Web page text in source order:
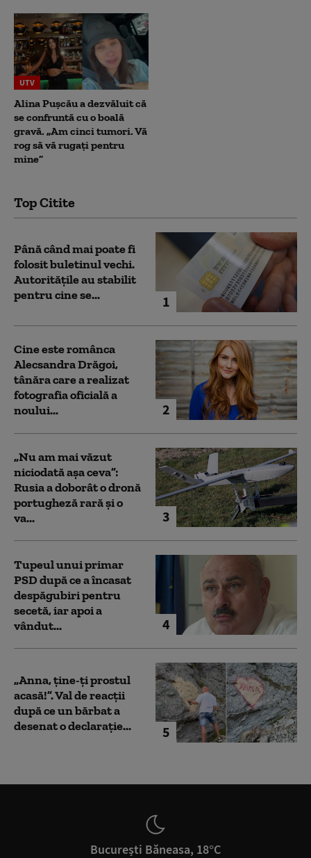
UTV
Alina Pușcău a dezvăluit că
se confruntă cu o boală
gravă. „Am cinci tumori. Vă
rog să vă rugați pentru
mine”
Top Citite
1
Până când mai poate fi
folosit buletinul vechi.
Autoritățile au stabilit
pentru cine se...
2
Cine este românca
Alecsandra Drăgoi,
tânăra care a realizat
fotografia oficială a
noului...
3
„Nu am mai văzut
niciodată așa ceva”:
Rusia a doborât o dronă
portugheză rară și o
va...
4
Tupeul unui primar
PSD după ce a încasat
despăgubiri pentru
secetă, iar apoi a
vândut...
5
„Anna, ţine-ţi prostul
acasă!”. Val de reacții
după ce un bărbat a
desenat o declarație...
București Băneasa, 18°C